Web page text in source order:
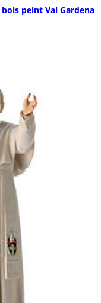
peint Val Gardena